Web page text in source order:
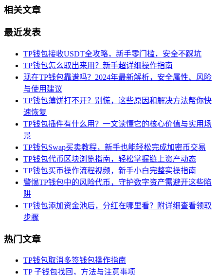
相关文章
最近发表
TP钱包接收USDT全攻略，新手零门槛，安全不踩坑
TP钱包怎么取出来用？新手超详细操作指南
现在TP钱包靠谱吗？2024年最新解析，安全属性、风险
与使用建议
TP钱包薄饼打不开？别慌，这些原因和解决方法帮你快
速恢复
TP钱包插件有什么用？一文读懂它的核心价值与实用场
景
TP钱包Swap买卖教程，新手也能轻松完成加密币交易
TP钱包代币区块浏览指南，轻松掌握链上资产动态
TP钱包买币操作流程视频，新手小白完整实操指南
警惕TP钱包中的风险代币，守护数字资产需避开这些陷
阱
TP钱包添加资金池后，分红在哪里看？附详细查看领取
步骤
热门文章
TP钱包取消多签钱包操作指南
TP 子钱包找回，方法与注意事项